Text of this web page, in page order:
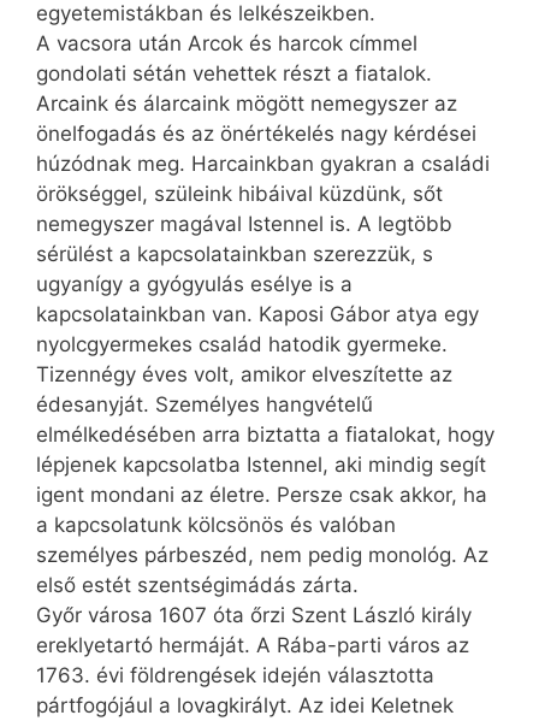
egyetemistákban és lelkészeikben.
A vacsora után Arcok és harcok címmel
gondolati sétán vehettek részt a fiatalok.
Arcaink és álarcaink mögött nemegyszer az
önelfogadás és az önértékelés nagy kérdései
húzódnak meg. Harcainkban gyakran a családi
örökséggel, szüleink hibáival küzdünk, sőt
nemegyszer magával Istennel is. A legtöbb
sérülést a kapcsolatainkban szerezzük, s
ugyanígy a gyógyulás esélye is a
kapcsolatainkban van. Kaposi Gábor atya egy
nyolcgyermekes család hatodik gyermeke.
Tizennégy éves volt, amikor elveszítette az
édesanyját. Személyes hangvételű
elmélkedésében arra biztatta a fiatalokat, hogy
lépjenek kapcsolatba Istennel, aki mindig segít
igent mondani az életre. Persze csak akkor, ha
a kapcsolatunk kölcsönös és valóban
személyes párbeszéd, nem pedig monológ. Az
első estét szentségimádás zárta.
Győr városa 1607 óta őrzi Szent László király
ereklyetartó hermáját. A Rába-parti város az
1763. évi földrengések idején választotta
pártfogójául a lovagkirályt. Az idei Keletnek